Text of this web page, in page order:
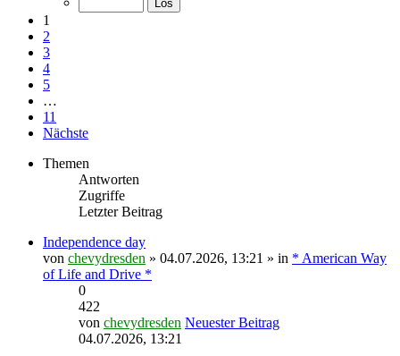
1
2
3
4
5
…
11
Nächste
Themen
Antworten
Zugriffe
Letzter Beitrag
Independence day
von chevydresden » 04.07.2026, 13:21 » in * American Way
of Life and Drive *
0
422
von chevydresden Neuester Beitrag
04.07.2026, 13:21